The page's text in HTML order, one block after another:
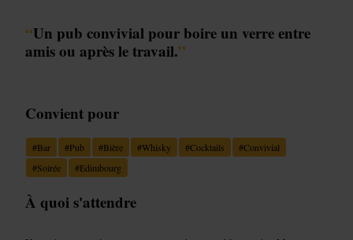
“Un pub convivial pour boire un verre entre
amis ou après le travail.”
Convient pour
#Bar #Pub #Bière #Whisky #Cocktails #Convivial
#Soirée #Edimbourg
À quoi s'attendre